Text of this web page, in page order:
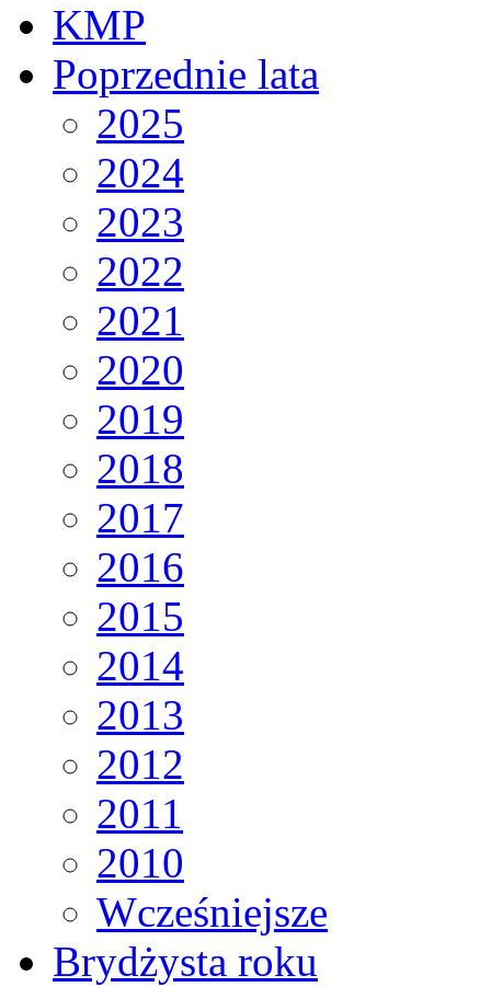
KMP
Poprzednie lata
2025
2024
2023
2022
2021
2020
2019
2018
2017
2016
2015
2014
2013
2012
2011
2010
Wcześniejsze
Brydżysta roku